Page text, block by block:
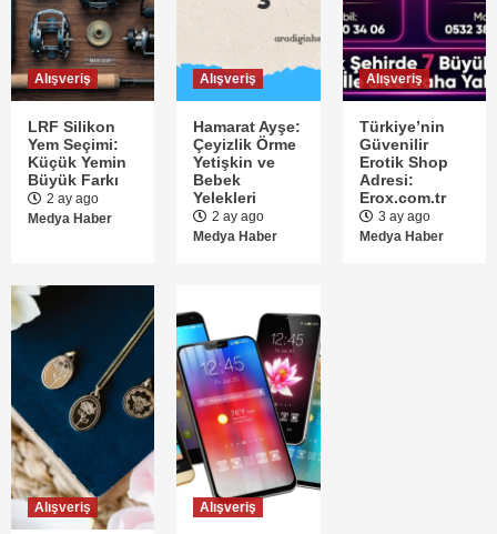
5
1
Mobilya Dekorasyon
2026’nın En Popüler Ev Renkleri Belli Oldu
Mobilya Dekorasyon
Her Balkona Uygun Pratik ve Dayanıklı
Mobilya Seçenekleri
Villa İç Dekorasyon : lüks ve modern
yaşam yaratmanın incelikleri
Alışveriş
LRF Silikon
Yem Seçimi:
Küçük Yemin
Büyük Farkı
2 ay ago
Medya Haber
Alışveriş
Hamarat Ayşe:
Çeyizlik Örme
Yetişkin ve
Bebek
Yelekleri
2 ay ago
Medya Haber
Alışveriş
Türkiye’nin
Güvenilir
Erotik Shop
Adresi:
Erox.com.tr
3 ay ago
Medya Haber
Alışveriş Alışveriş